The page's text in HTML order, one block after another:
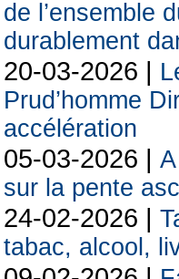
de l’ensemble
durablement
20-03-2026 |
Prud’homme
accélération
05-03-2026 |
sur la pente
24-02-2026 |
tabac, alcool,